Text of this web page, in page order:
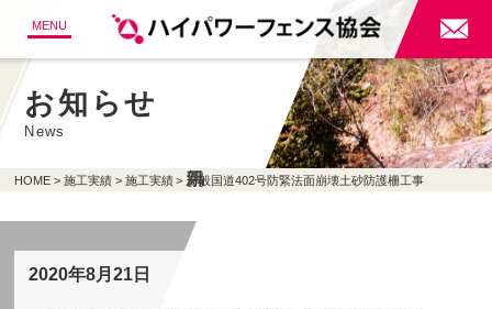
MENU 
お知らせ
News
HOME 施工実績 施工実績 一般国道402号防緊法面崩壊土砂防護柵工事
2020年8月21日